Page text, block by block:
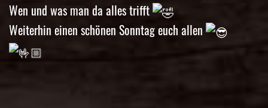
Wen und was man da alles trifft
Weiterhin einen schönen Sonntag euch allen